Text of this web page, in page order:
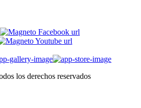
los derechos reservados